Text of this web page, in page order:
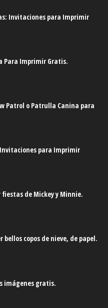
Invitaciones para Imprimir
Para Imprimir Gratis.
Patrol o Patrulla Canina para
para Imprimir
de Mickey y Minnie.
copos de nieve, de papel.
imágenes gratis.